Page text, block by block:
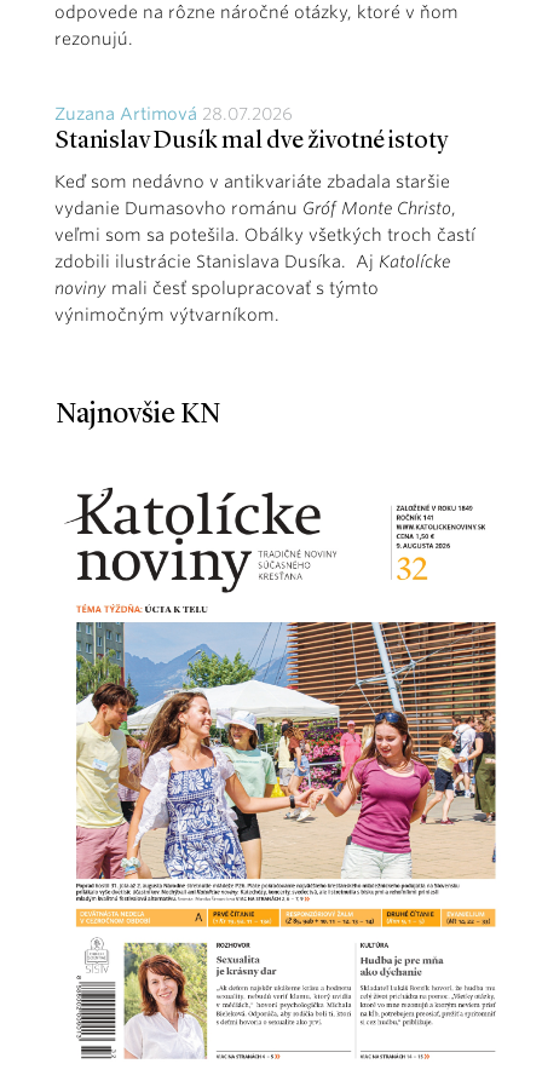
odpovede na rôzne náročné otázky, ktoré v ňom
rezonujú.
Zuzana Artimová 28.07.2026
Stanislav Dusík mal dve životné istoty
Keď som nedávno v antikvariáte zbadala staršie
vydanie Dumasovho románu Gróf Monte Christo,
veľmi som sa potešila. Obálky všetkých troch častí
zdobili ilustrácie Stanislava Dusíka. Aj Katolícke
noviny mali česť spolupracovať s týmto
výnimočným výtvarníkom.
Najnovšie KN